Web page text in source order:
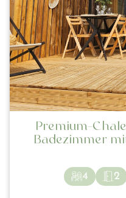
Premium-
Badezimmer
4 2